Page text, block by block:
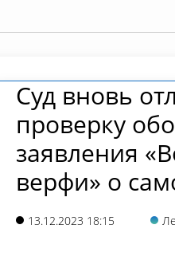
Суд вновь
проверку
заявления
верфи» о
13.12.2023 18:15